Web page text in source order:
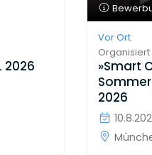
2026
Vor Ort
Organisiert
»Smart
2026